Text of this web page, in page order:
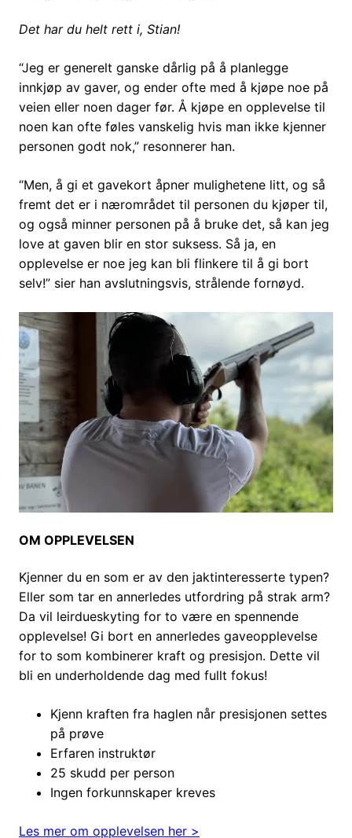
Det har du helt rett i, Stian!
“Jeg er generelt ganske dårlig på å planlegge
innkjøp av gaver, og ender ofte med å kjøpe noe på
veien eller noen dager før. Å kjøpe en opplevelse til
noen kan ofte føles vanskelig hvis man ikke kjenner
personen godt nok,” resonnerer han.
“Men, å gi et gavekort åpner mulighetene litt, og så
fremt det er i nærområdet til personen du kjøper til,
og også minner personen på å bruke det, så kan jeg
love at gaven blir en stor suksess. Så ja, en
opplevelse er noe jeg kan bli flinkere til å gi bort
selv!” sier han avslutningsvis, strålende fornøyd.
OM OPPLEVELSEN
Kjenner du en som er av den jaktinteresserte typen?
Eller som tar en annerledes utfordring på strak arm?
Da vil leirdueskyting for to være en spennende
opplevelse! Gi bort en annerledes gaveopplevelse
for to som kombinerer kraft og presisjon. Dette vil
bli en underholdende dag med fullt fokus!
Kjenn kraften fra haglen når presisjonen settes
på prøve
Erfaren instruktør
25 skudd per person
Ingen forkunnskaper kreves
Les mer om opplevelsen her >